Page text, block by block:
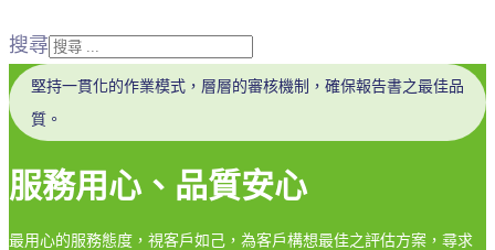
搜尋
堅持一貫化的作業模式，層層的審核機制，確保報告書之最佳品
質。
服務用心、品質安心
最用心的服務態度，視客戶如己，為客戶構想最佳之評估方案，尋求